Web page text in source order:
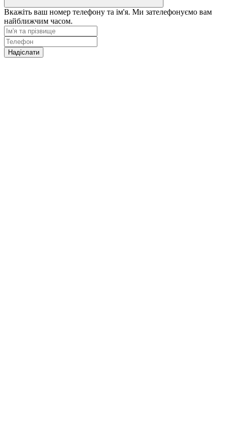
Вкажіть ваш номер телефону та ім'я. Ми зателефонуємо вам
найближчим часом.
Надіслати